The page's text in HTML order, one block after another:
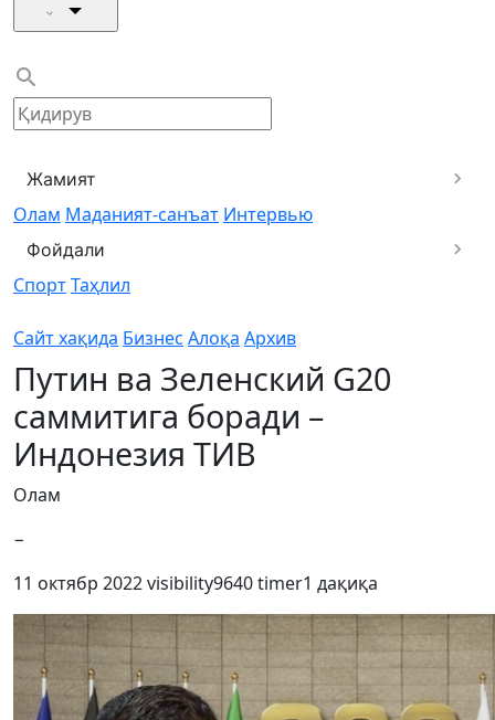
Жамият
Олам Маданият-санъат Интервью
Фойдали
СпортТаҳлил
Сайт хақида Бизнес Алоқа Архив
Путин ва Зеленский G20
саммитига боради –
Индонезия ТИВ
Олам
−
11 октябр 2022visibility9640timer1 дақиқа